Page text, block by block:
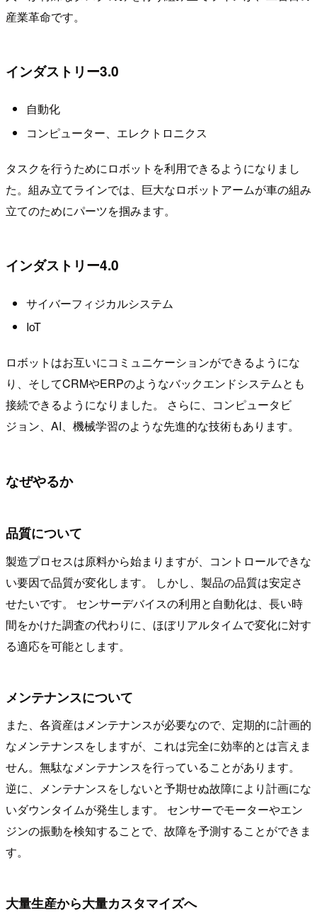
産業革命です。
インダストリー3.0
自動化
コンピューター、エレクトロニクス
タスクを行うためにロボットを利用できるようになりまし
た。組み立てラインでは、巨大なロボットアームが車の組み
立てのためにパーツを掴みます。
インダストリー4.0
サイバーフィジカルシステム
IoT
ロボットはお互いにコミュニケーションができるようにな
り、そしてCRMやERPのようなバックエンドシステムとも
接続できるようになりました。 さらに、コンピュータビ
ジョン、AI、機械学習のような先進的な技術もあります。
なぜやるか
品質について
製造プロセスは原料から始まりますが、コントロールできな
い要因で品質が変化します。 しかし、製品の品質は安定さ
せたいです。 センサーデバイスの利用と自動化は、長い時
間をかけた調査の代わりに、ほぼリアルタイムで変化に対す
る適応を可能とします。
メンテナンスについて
また、各資産はメンテナンスが必要なので、定期的に計画的
なメンテナンスをしますが、これは完全に効率的とは言えま
せん。無駄なメンテナンスを行っていることがあります。
逆に、メンテナンスをしないと予期せぬ故障により計画にな
いダウンタイムが発生します。 センサーでモーターやエン
ジンの振動を検知することで、故障を予測することができま
す。
大量生産から大量カスタマイズへ